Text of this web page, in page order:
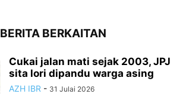
BERITA BERKAITAN
Cukai jalan mati sejak 2003, JPJ
sita lori dipandu warga asing
AZH IBR - 31 Julai 2026